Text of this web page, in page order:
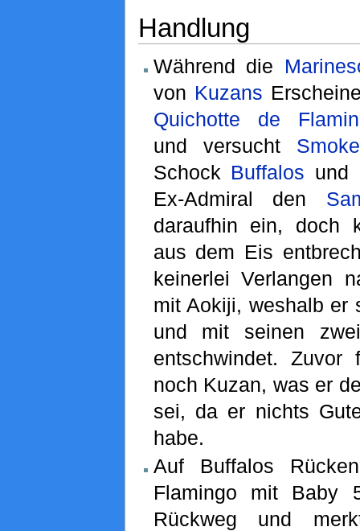
Handlung
Während die
von Kuzans
Quichotte de
und versucht
Schock Buffalos und
Ex-Admiral den
daraufhin ein, doch
aus dem Eis
keinerlei Verlangen
mit Aokiji, weshalb er
und mit seinen zwei
entschwindet. Zuvor
noch Kuzan, was er
sei, da er nichts
habe.
Auf Buffalos
Flamingo mit Baby
Rückweg und